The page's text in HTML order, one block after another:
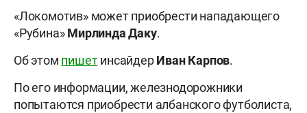
«Локомотив» может приобрести нападающего
«Рубина»Мирлинда Даку.
Об этом пишетинсайдерИван Карпов.
По его информации, железнодорожники
попытаются приобрести албанского футболиста,